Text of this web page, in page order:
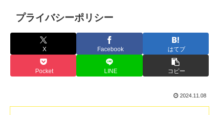
プライバシーポリシー
X Facebook はてブ
Pocket LINE コピー
2024.11.08